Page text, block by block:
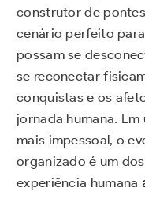
construtor de
cenário perfeito
possam se
se reconectar
conquistas e os
jornada humana.
mais impessoal, o
organizado é um
experiência humana